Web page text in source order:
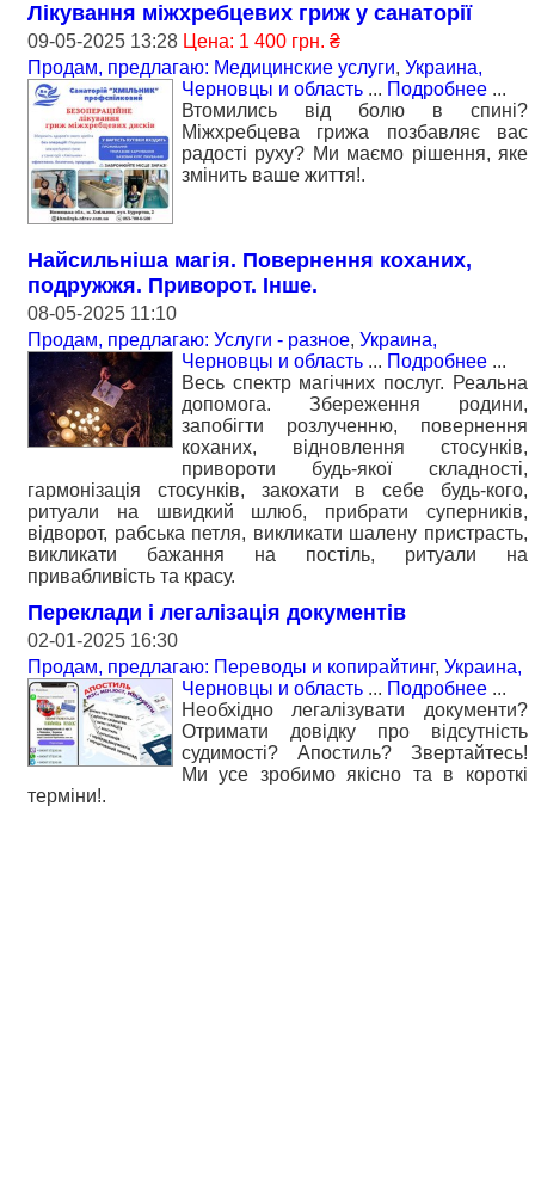
Лікування міжхребцевих гриж у санаторії
09-05-2025 13:28 Цена: 1 400 грн. ₴
Продам, предлагаю: Медицинские услуги, Украина,
Черновцы и область ... Подробнее ...
Втомились від болю в спині?
Міжхребцева грижа позбавляє вас
радості руху? Ми маємо рішення, яке
змінить ваше життя!.
Найсильніша магія. Повернення коханих,
подружжя. Приворот. Інше.
08-05-2025 11:10
Продам, предлагаю: Услуги - разное, Украина,
Черновцы и область ... Подробнее ...
Весь спектр магічних послуг. Реальна
допомога. Збереження родини,
запобігти розлученню, повернення
коханих, відновлення стосунків,
привороти будь-якої складності,
гармонізація стосунків, закохати в себе будь-кого,
ритуали на швидкий шлюб, прибрати суперників,
відворот, рабська петля, викликати шалену пристрасть,
викликати бажання на постіль, ритуали на
привабливість та красу.
Переклади і легалізація документів
02-01-2025 16:30
Продам, предлагаю: Переводы и копирайтинг, Украина,
Черновцы и область ... Подробнее ...
Необхідно легалізувати документи?
Отримати довідку про відсутність
судимості? Апостиль? Звертайтесь!
Ми усе зробимо якісно та в короткі
терміни!.